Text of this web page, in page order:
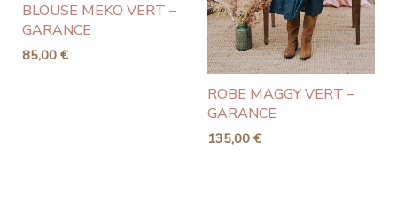
BLOUSE MEKO VERT –
GARANCE
85,00 €
ROBE MAGGY VERT –
GARANCE
135,00 €